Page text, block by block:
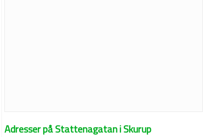
Adresser på Stattenagatan i Skurup